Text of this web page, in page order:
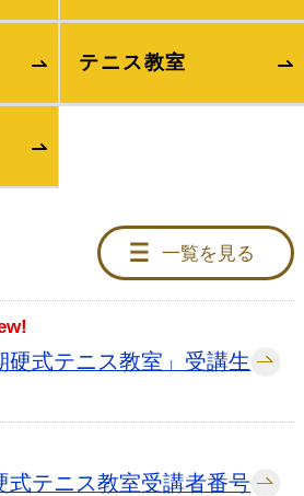
テニス教室
硬式テニス教室」受講生
式テニス教室受講者番号
一覧を見る